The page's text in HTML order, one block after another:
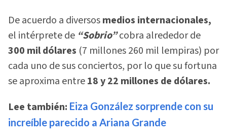
De acuerdo a diversosmedios internacionales,
el intérprete de “Sobrio”cobra alrededor de
300 mil dólares (7 millones 260 mil lempiras) por
cada uno de sus conciertos, por lo que su fortuna
se aproxima entre18 y 22 millones de dólares.
Lee también: Eiza González sorprende con su
increíble parecido a Ariana Grande